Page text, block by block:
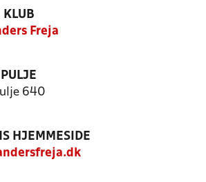
KLUB
Freja
PULJE
640
HJEMMESIDE